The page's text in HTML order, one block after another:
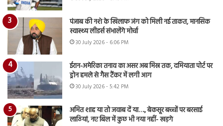
पंजाब की नशे के खिलाफ जंग को मिली नई ताकत, मानसिक
स्वास्थ्य लीडर्स संभालेंगे मोर्चा
30 July 2026 - 6:06 PM
ईरान-अमेरिका तनाव का असर अब मिस्र तक, दमियाता पोर्ट पर
ड्रोन हमले से गैस टैंकर में लगी आग
30 July 2026 - 5:42 PM
अमित शाह या तो जवाब दें या…., बेकसूर बच्चों पर बरसाई
लाठियां, नए बिल में कुछ भी नया नहीं- खड़गे